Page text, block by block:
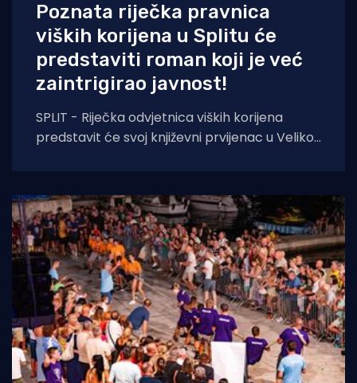
Poznata riječka pravnica
viških korijena u Splitu će
predstaviti roman koji je već
zaintrigirao javnost!
SPLIT - Riječka odvjetnica viških korijena
predstavit će svoj književni prvijenac u Velikoj